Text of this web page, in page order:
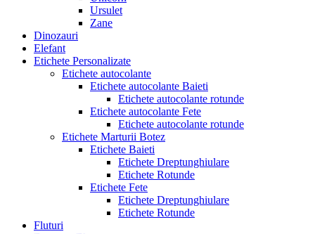
Ursulet
Zane
Dinozauri
Elefant
Etichete Personalizate
Etichete autocolante
Etichete autocolante Baieti
Etichete autocolante rotunde
Etichete autocolante Fete
Etichete autocolante rotunde
Etichete Marturii Botez
Etichete Baieti
Etichete Dreptunghiulare
Etichete Rotunde
Etichete Fete
Etichete Dreptunghiulare
Etichete Rotunde
Fluturi